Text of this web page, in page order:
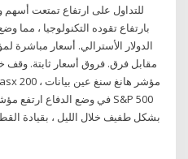
بارتفاع تقوده التكنولوجيا ، مما
مقابل فرق. فروق أسعار ثابتة.
بشكل طفيف خلال الليل ، بقيادة